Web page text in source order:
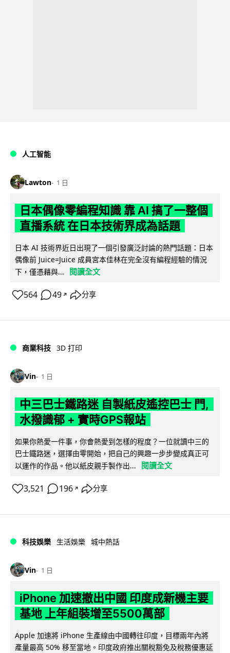
人工智能
Lawton 1 日
日本偶像零編程知識 靠 AI 搞了一整個
直播系統 在日本技術界成為話題
日本 AI 技術界近日出現了一個引發廣泛討論的熱門話題：日本
偶像前 Juice=Juice 成員宮本佳林在完全沒有編程經驗的情況
下，僅憑藉與...
閱讀全文
564 49 ↗ 分享
商業科技 3D 打印
Vin 1 日
中三巴士鐵路迷 自製紙皮遙控巴士 門,
水撥識郁 + 實時GPS報站
如果你熱愛一件事，你會熱愛到怎樣的程度？一位就讀中三的
巴士鐵路迷，選擇由零開始，把自己的興趣一步步變成真正可
以運作的作品。他以紙皮親手製作出...
閱讀全文
3,521 196 ↗ 分享
科技娛樂 生活娛樂 城中熱話
Vin 1 日
iPhone 加速撤出中國 印度成新機主要
基地 上年組裝增至5500萬部
Apple 加速將 iPhone 生產線由中國轉往印度，目標兩年內將
產量最高 50% 移至當地。印度政府推出關稅豁免及稅務優惠延